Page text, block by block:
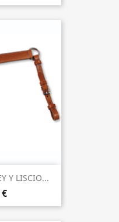
Y LISCIO...